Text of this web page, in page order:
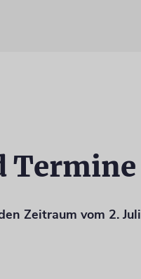
Termine
Zeitraum vom 2. Juli